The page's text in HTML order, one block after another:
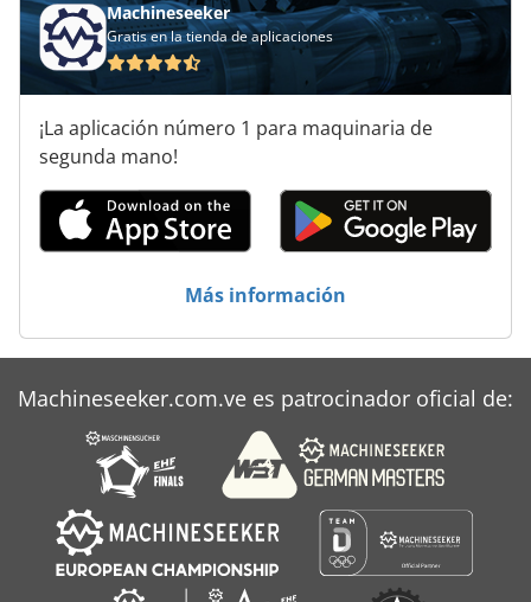
Machineseeker
Gratis en la tienda de aplicaciones
¡La aplicación número 1 para maquinaria de
segunda mano!
Más información
Machineseeker.com.ve es patrocinador oficial de: